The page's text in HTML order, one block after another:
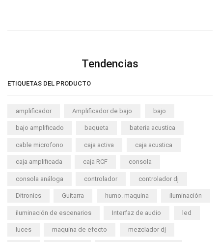
Tendencias
ETIQUETAS DEL PRODUCTO
amplificador Amplificador de bajo bajo
bajo amplificado baqueta bateria acustica
cable microfono caja activa caja acustica
caja amplificada caja RCF consola
consola análoga controlador controlador dj
Ditronics Guitarra humo. maquina iluminación
iluminación de escenarios Interfaz de audio led
luces maquina de efecto mezclador dj